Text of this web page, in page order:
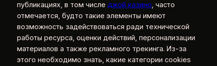
публикациях, в том числе джой казино, часто
отмечается, будто такие элементы имеют
возможность задействоваться ради технической
работы ресурса, оценки действий, персонализации
материалов а также рекламного трекинга. Из-за
этого необходимо знать, какие категории cookies